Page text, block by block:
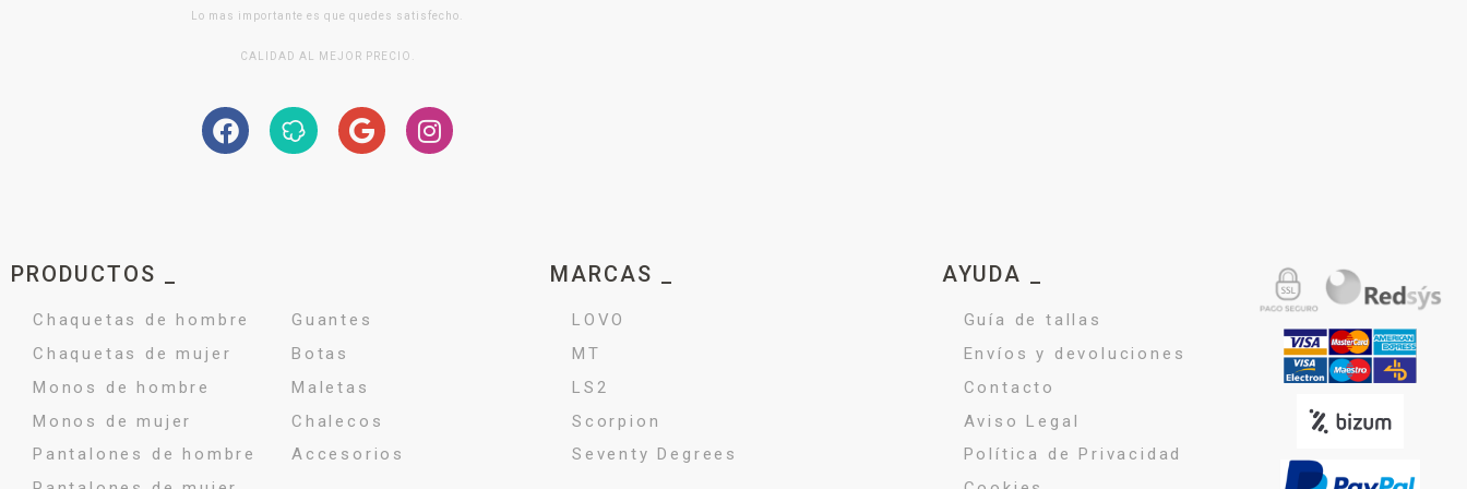
Lo mas importante es que quedes satisfecho.
CALIDAD AL MEJOR PRECIO.
PRODUCTOS _
Chaquetas de hombre
Chaquetas de mujer
Monos de hombre
Monos de mujer
Pantalones de hombre
Guantes
Botas
Maletas
Chalecos
Accesorios
MARCAS _
LOVO
MT
LS2
Scorpion
Seventy Degrees
AYUDA _
Guía de tallas
Envíos y devoluciones
Contacto
Aviso Legal
Política de Privacidad